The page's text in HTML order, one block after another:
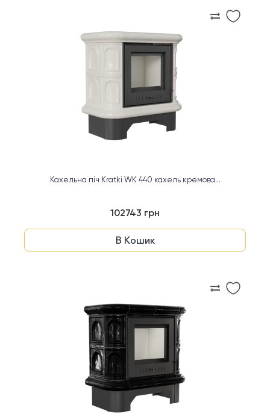
Кахельна піч Kratki WK 440 кахель кремова...
102743 грн
В Кошик